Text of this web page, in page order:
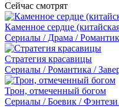
Сейчас смотрят
Каменное сердце
Сериалы / Драма /
Стратегия красавицы
Сериалы / Романтика /
Трон, отмеченный богом
Сериалы / Боевик /